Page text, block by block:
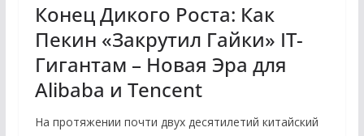
Конец Дикого Роста: Как
Пекин «Закрутил Гайки» IT-
Гигантам – Новая Эра для
Alibaba и Tencent
На протяжении почти двух десятилетий китайский